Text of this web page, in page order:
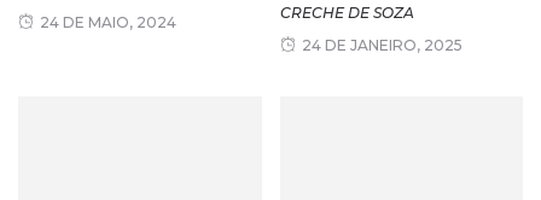
24 DE MAIO, 2024
CRECHE DE SOZA
24 DE JANEIRO, 2025